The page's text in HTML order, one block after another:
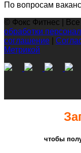
По вопросам
© Фокс Фитнес |
обработки
соглашение
Метрикой
чтобы